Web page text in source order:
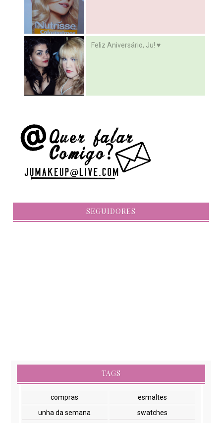
Feliz Aniversário, Ju! ♥
SEGUIDORES
TAGS
compras
esmaltes
unha da semana
swatches